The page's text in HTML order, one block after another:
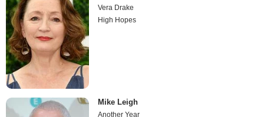
Vera Drake
High Hopes
Mike Leigh
Another Year